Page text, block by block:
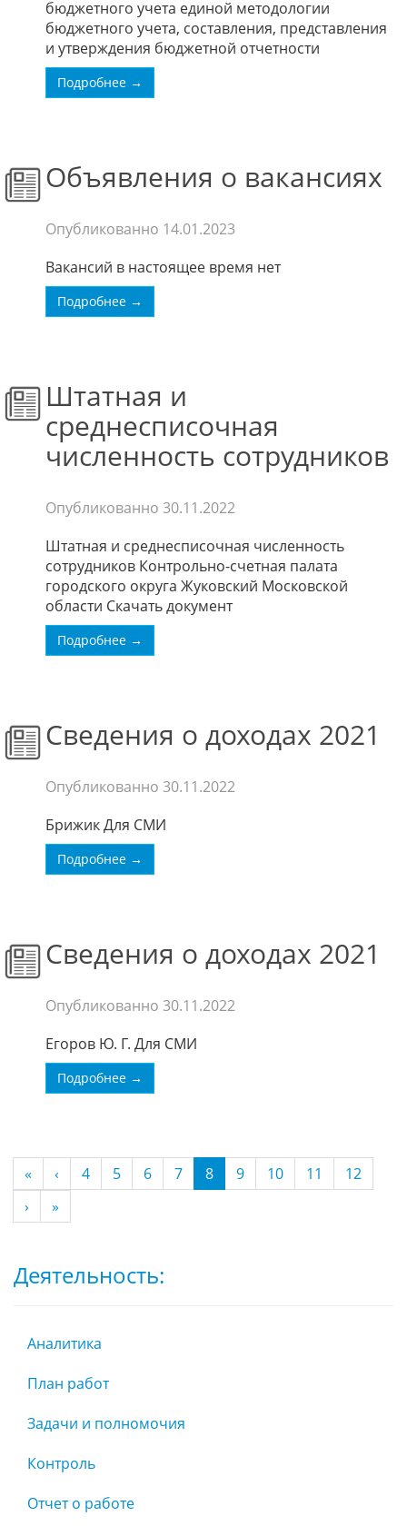
бюджетного учета единой методологии
бюджетного учета, составления, представления
и утверждения бюджетной отчетности
Подробнее →
Объявления о вакансиях
Опубликованно 14.01.2023
Вакансий в настоящее время нет
Подробнее →
Штатная и
среднесписочная
численность сотрудников
Опубликованно 30.11.2022
Штатная и среднесписочная численность
сотрудников Контрольно-счетная палата
городского округа Жуковский Московской
области Скачать документ
Подробнее →
Сведения о доходах 2021
Опубликованно 30.11.2022
Брижик Для СМИ
Подробнее →
Сведения о доходах 2021
Опубликованно 30.11.2022
Егоров Ю. Г. Для СМИ
Подробнее →
« ‹ 4 5 6 7 8(current)
9 10 11
12
›
»
Деятельность:
Аналитика
План работ
Задачи и полномочия
Контроль
Отчет о работе